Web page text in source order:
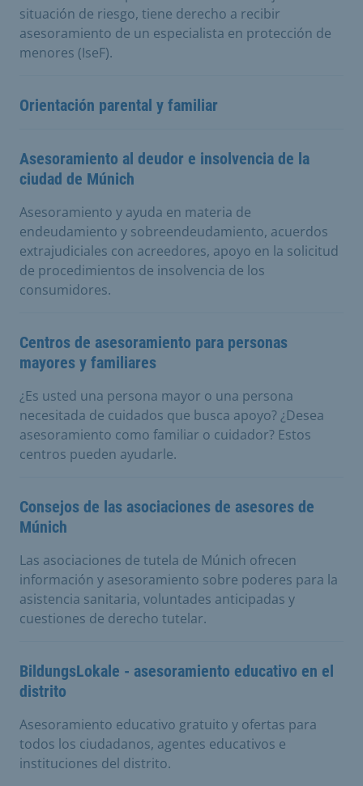
situación de riesgo, tiene derecho a recibir
asesoramiento de un especialista en protección de
menores (IseF).
Orientación parental y familiar
Asesoramiento al deudor e insolvencia de la
ciudad de Múnich
Asesoramiento y ayuda en materia de
endeudamiento y sobreendeudamiento, acuerdos
extrajudiciales con acreedores, apoyo en la solicitud
de procedimientos de insolvencia de los
consumidores.
Centros de asesoramiento para personas
mayores y familiares
¿Es usted una persona mayor o una persona
necesitada de cuidados que busca apoyo? ¿Desea
asesoramiento como familiar o cuidador? Estos
centros pueden ayudarle.
Consejos de las asociaciones de asesores de
Múnich
Las asociaciones de tutela de Múnich ofrecen
información y asesoramiento sobre poderes para la
asistencia sanitaria, voluntades anticipadas y
cuestiones de derecho tutelar.
BildungsLokale - asesoramiento educativo en el
distrito
Asesoramiento educativo gratuito y ofertas para
todos los ciudadanos, agentes educativos e
instituciones del distrito.